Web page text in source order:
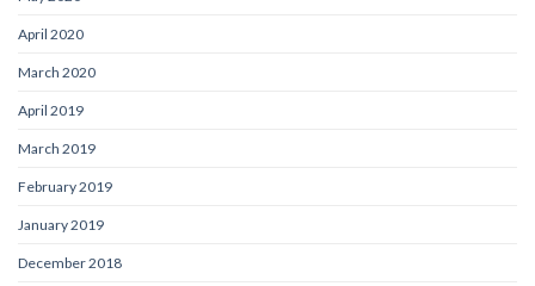
April 2020
March 2020
April 2019
March 2019
February 2019
January 2019
December 2018